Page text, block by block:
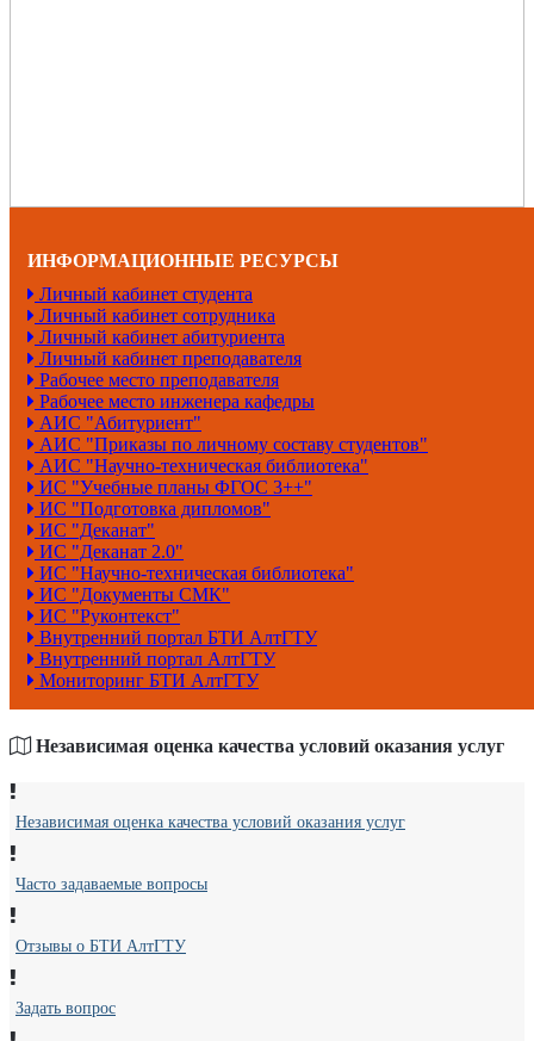
ИНФОРМАЦИОННЫЕ РЕСУРСЫ
Личный кабинет студента
Личный кабинет сотрудника
Личный кабинет абитуриента
Личный кабинет преподавателя
Рабочее место преподавателя
Рабочее место инженера кафедры
АИС "Абитуриент"
АИС "Приказы по личному составу студентов"
АИС "Научно-техническая библиотека"
ИС "Учебные планы ФГОС 3++"
ИС "Подготовка дипломов"
ИС "Деканат"
ИС "Деканат 2.0"
ИС "Научно-техническая библиотека"
ИС "Документы СМК"
ИС "Руконтекст"
Внутренний портал БТИ АлтГТУ
Внутренний портал АлтГТУ
Мониторинг БТИ АлтГТУ
Независимая оценка качества условий оказания услуг
Независимая оценка качества условий оказания услуг
Часто задаваемые вопросы
Отзывы о БТИ АлтГТУ
Задать вопрос